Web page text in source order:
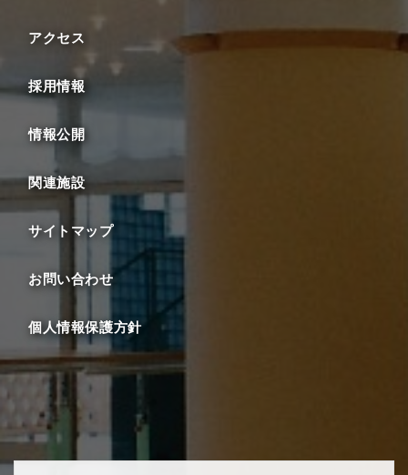
アクセス
採用情報
情報公開
関連施設
サイトマップ
お問い合わせ
個人情報保護方針